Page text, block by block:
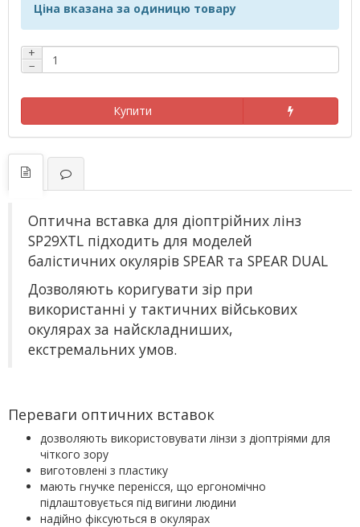
Ціна вказана за одиницю товару
+
−
Купити
Оптична вставка для діоптрійних лінз
SP29XTL підходить для моделей
балістичних окулярів SPEAR та SPEAR DUAL
Дозволяють коригувати зір при
використанні у тактичних військових
окулярах за найскладниших,
екстремальних умов.
Переваги оптичних вставок
дозволяють використовувати лінзи з діоптріями для
чіткого зору
виготовлені з пластику
мають гнучке перенісся, що ергономічно
підлаштовується під вигини людини
надійно фіксуються в окулярах